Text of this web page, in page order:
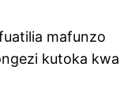
mafunzo
kutoka kwa